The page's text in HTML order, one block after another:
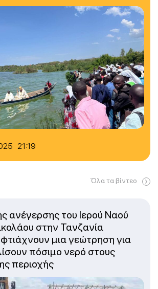
21:19
Όλα τα βίντεο
ανέγερσης του Ιερού Ναού
στην Τανζανία
μια γεώτρηση για
πόσιμο νερό στους
περιοχής